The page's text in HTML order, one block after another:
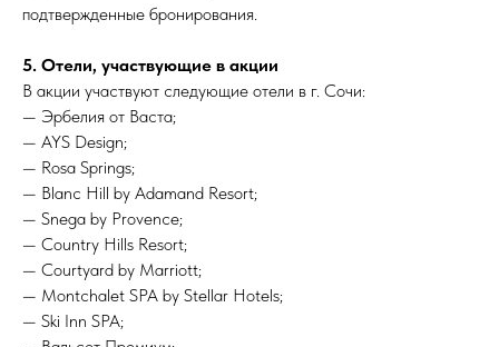
подтвержденные бронирования.
5. Отели, участвующие в акции
В акции участвуют следующие отели в г. Сочи:
— Эрбелия от Васта;
— AYS Design;
— Rosa Springs;
— Blanc Hill by Adamand Resort;
— Snega by Provence;
— Country Hills Resort;
— Courtyard by Marriott;
— Montchalet SPA by Stellar Hotels;
— Ski Inn SPA;